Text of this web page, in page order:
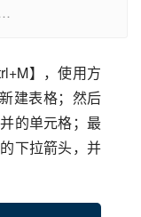
】，使用方
建表格；然后
的单元格；最
下拉箭头，并